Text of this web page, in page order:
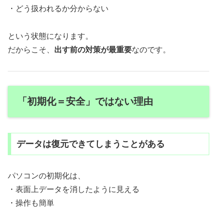
・どう扱われるか分からない
という状態になります。
だからこそ、 出す前の対策が最重要なのです。
「初期化＝安全」ではない理由
データは復元できてしまうことがある
パソコンの初期化は、
・表面上データを消したように見える
・操作も簡単